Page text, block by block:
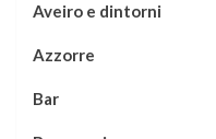
Aveiro e dintorni
Azzorre
Bar